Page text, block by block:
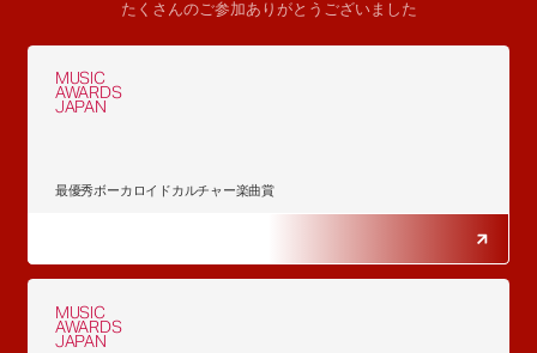
たくさんのご参加ありがとうございました
MUSIC
AWARDS
JAPAN
最優秀ボーカロイドカルチャー楽曲賞
MUSIC
AWARDS
JAPAN